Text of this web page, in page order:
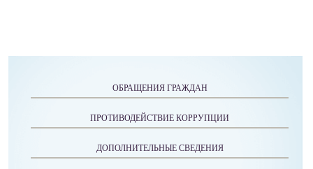
ОБРАЩЕНИЯ ГРАЖДАН
ПРОТИВОДЕЙСТВИЕ КОРРУПЦИИ
ДОПОЛНИТЕЛЬНЫЕ СВЕДЕНИЯ